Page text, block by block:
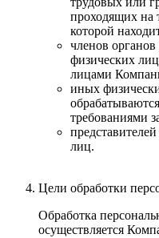
проходящих на
которой
членов
физических
лицами
иных
требованиями
лиц.
Цели обработки
Обработка
осуществляется